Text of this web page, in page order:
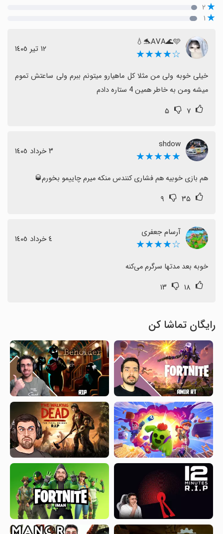
۲
۱
AVA🌊🩵🐬💧
☆★★★★ ١٢ تیر ١٤٠٥
میشه ومن به خاطر همین 4 ستاره دادم
۷ ۵
shdow
★★★★★ ٣ خرداد ١٤٠٥
هم بازی خوبیه هم فشاری کنندس منکه میرم چاییمو بخورم🥃
۳۵ ۹
آرسام جعفری
☆★★★★ ٤ خرداد ١٤٠٥
خوبه بعد مدتها سرگرم می‌کنه
۱۸ ۱۳
رایگان تماشا کن